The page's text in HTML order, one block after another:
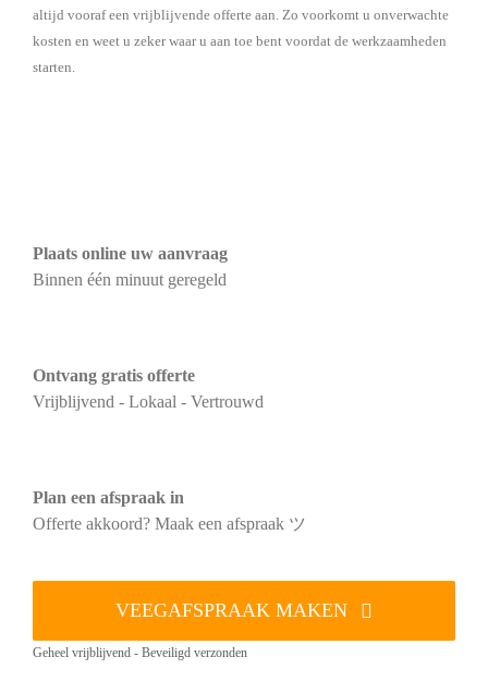
altijd vooraf een vrijblijvende offerte aan. Zo voorkomt u onverwachte
kosten en weet u zeker waar u aan toe bent voordat de werkzaamheden
starten.
Plaats online uw aanvraag
Binnen één minuut geregeld
Ontvang gratis offerte
Vrijblijvend - Lokaal - Vertrouwd
Plan een afspraak in
Offerte akkoord? Maak een afspraak ツ
VEEGAFSPRAAK MAKEN
Geheel vrijblijvend - Beveiligd verzonden